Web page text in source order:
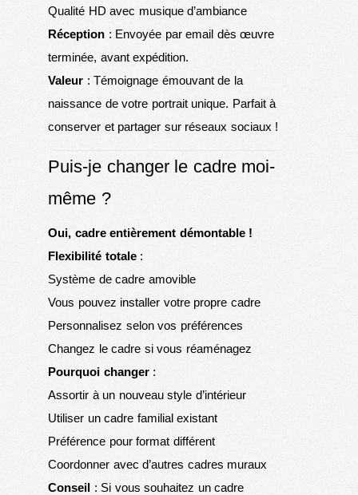
Qualité HD avec musique d’ambiance
Réception : Envoyée par email dès œuvre
terminée, avant expédition.
Valeur : Témoignage émouvant de la
naissance de votre portrait unique. Parfait à
conserver et partager sur réseaux sociaux !
Puis-je changer le cadre moi-
même ?
Oui, cadre entièrement démontable !
Flexibilité totale:
Système de cadre amovible
Vous pouvez installer votre propre cadre
Personnalisez selon vos préférences
Changez le cadre si vous réaménagez
Pourquoi changer:
Assortir à un nouveau style d’intérieur
Utiliser un cadre familial existant
Préférence pour format différent
Coordonner avec d’autres cadres muraux
Conseil : Si vous souhaitez un cadre